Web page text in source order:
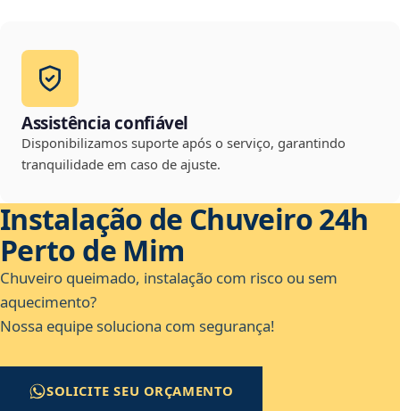
Assistência confiável
Disponibilizamos suporte após o serviço, garantindo
tranquilidade em caso de ajuste.
Instalação de Chuveiro 24h
Perto de Mim
Chuveiro queimado, instalação com risco ou sem
aquecimento?
Nossa equipe soluciona com segurança!
SOLICITE SEU ORÇAMENTO